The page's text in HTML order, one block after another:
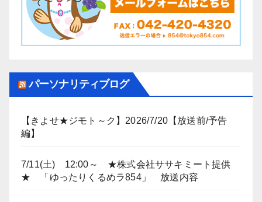
パーソナリティブログ
【きよせ★ジモト～ク】2026/7/20【放送前/予告
編】
7/11(土) 12:00～ ★株式会社ササキミート提供
★ 「ゆったりくるめラ854」 放送内容